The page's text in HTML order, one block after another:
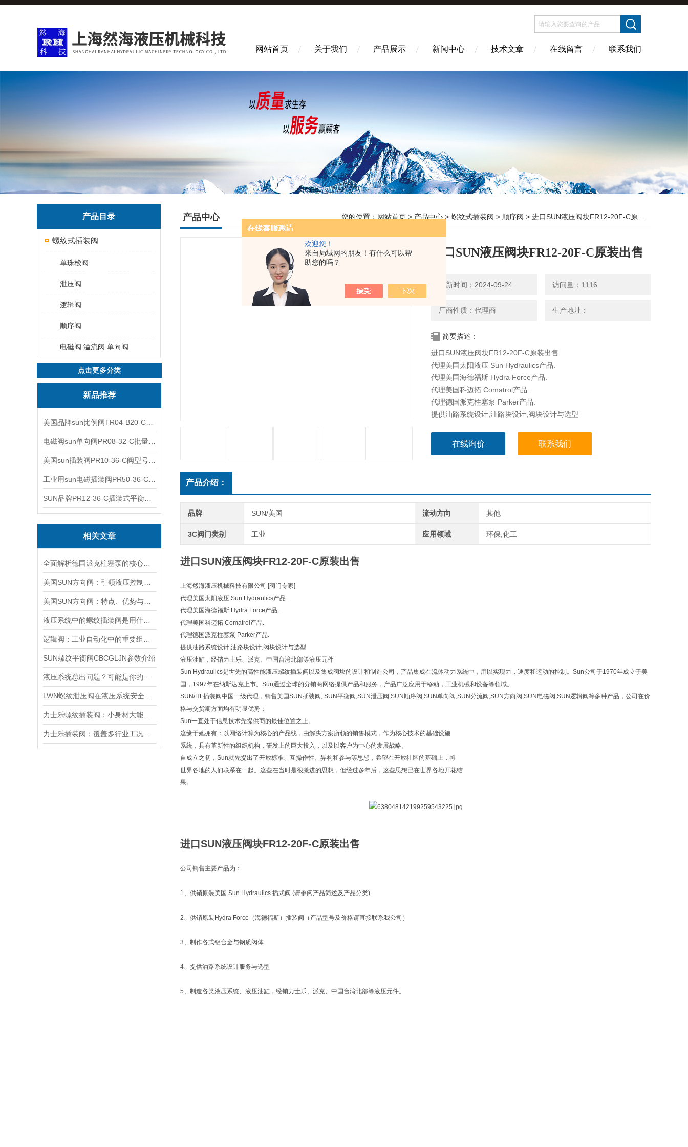
欢迎您！
来自局域网的朋友！有什么可以帮
助您的吗？
网站首页 关于我们 产品展示 新闻中心 技术文章 在线留言 联系我们
产品目录
螺纹式插装阀
单珠梭阀
泄压阀
逻辑阀
顺序阀
电磁阀 溢流阀 单向阀
点击更多分类
新品推荐
相关文章
SUN螺纹平衡阀CBCGLJN参数介绍
产品中心 您的位置： 网站首页 > 产品中心 > 螺纹式插装阀 > 顺序阀 > 进口SUN液压阀块FR12-20F-C原装出售
进口SUN液压阀块FR12-20F-C原装出售
更新时间：2024-09-24 访问量：1116
厂商性质：代理商 生产地址：
简要描述：
进口SUN液压阀块FR12-20F-C原装出售
代理美国太阳液压 Sun Hydraulics产品.
代理美国海德福斯 Hydra Force产品.
代理美国科迈拓 Comatrol产品.
代理德国派克柱塞泵 Parker产品.
提供油路系统设计,油路块设计,阀块设计与选型
在线询价 联系我们
产品介绍：
品牌 SUN/美国 流动方向 其他
3C阀门类别 工业 应用领域 环保,化工
进口SUN液压阀块FR12-20F-C原装出售
上海然海液压机械科技有限公司 [阀门专家]
代理美国太阳液压 Sun Hydraulics产品.
代理美国海德福斯 Hydra Force产品.
代理美国科迈拓 Comatrol产品.
代理德国派克柱塞泵 Parker产品.
提供油路系统设计,油路块设计,阀块设计与选型
液压油缸，经销力士乐、派克、中国台湾北部等液压元件
Sun Hydraulics是世先的高性能液压螺纹插装阀以及集成阀块的设计和制造公司，产品集成在流体动力系统中，用以实现力，速度和运动的控制。Sun公司于1970年成立于美
国，1997年在纳斯达克上市。Sun通过全球的分销商网络提供产品和服务，产品广泛应用于移动，工业机械和设备等领域。
SUN/HF插装阀中国一级代理，销售美国SUN插装阀, SUN平衡阀,SUN泄压阀,SUN顺序阀,SUN单向阀,SUN分流阀,SUN方向阀,SUN电磁阀,SUN逻辑阀等多种产品，公司在价
格与交货期方面均有明显优势；
Sun一直处于信息技术先提供商的最佳位置之上。
这缘于她拥有：以网络计算为核心的产品线，由解决方案所领的销售模式，作为核心技术的基础设施
系统，具有革新性的组织机构，研发上的巨大投入，以及以客户为中心的发展战略。
自成立之初，Sun就先提出了开放标准、互操作性、异构和参与等思想，希望在开放社区的基础上，将
世界各地的人们联系在一起。这些在当时是很激进的思想，但经过多年后，这些思想已在世界各地开花结
果。
进口SUN液压阀块FR12-20F-C原装出售
公司销售主要产品为：
1、供销原装美国 Sun Hydraulics 插式阀 (请参阅产品简述及产品分类)
2、供销原装Hydra Force（海德福斯）插装阀（产品型号及价格请直接联系我公司）
3、制作各式铝合金与钢质阀体
4、提供油路系统设计服务与选型
5、制造各类液压系统、液压油缸，经销力士乐、派克、中国台湾北部等液压元件。